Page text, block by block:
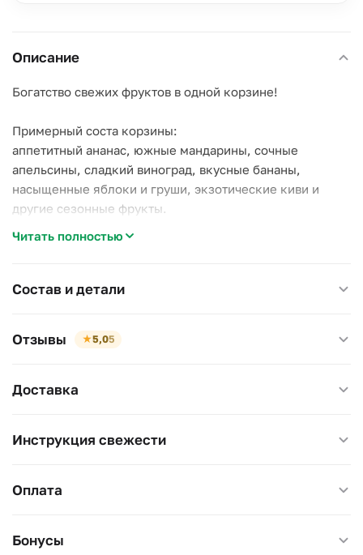
Описание
Богатство свежих фруктов в одной корзине!
Примерный соста корзины:
аппетитный ананас, южные мандарины, сочные
апельсины, сладкий виноград, вкусные бананы,
насыщенные яблоки и груши, экзотические киви и
другие сезонные фрукты.
Читать полностью
Состав и детали
Отзывы ★5,05
Доставка
Инструкция свежести
Оплата
Бонусы